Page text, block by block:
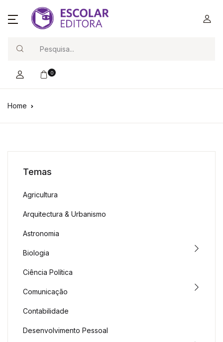
0
Home
Temas
Agricultura
Arquitectura & Urbanismo
Astronomia
Biologia
Ciência Política
Comunicação
Contabilidade
Desenvolvimento Pessoal